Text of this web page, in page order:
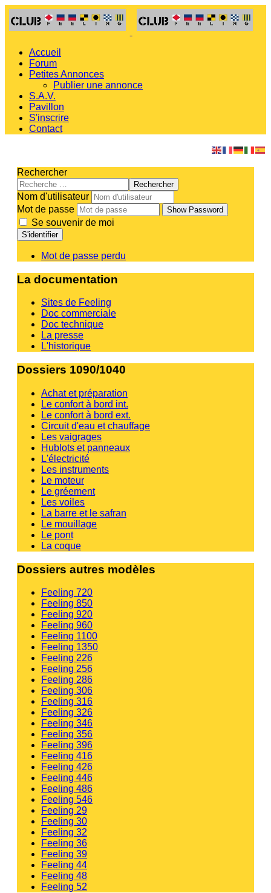
Accueil
Forum
Petites Annonces
Publier une annonce
S.A.V.
Pavillon
S'inscrire
Contact
Rechercher
Rechercher
Nom d'utilisateur
Mot de passe
Show Password
Se souvenir de moi
S'identifier
Mot de passe perdu
La documentation
Sites de Feeling
Doc commerciale
Doc technique
La presse
L'historique
Dossiers 1090/1040
Achat et préparation
Le confort à bord int.
Le confort à bord ext.
Circuit d'eau et chauffage
Les vaigrages
Hublots et panneaux
L'électricité
Les instruments
Le moteur
Le gréement
Les voiles
La barre et le safran
Le mouillage
Le pont
La coque
Dossiers autres modèles
Feeling 720
Feeling 850
Feeling 920
Feeling 960
Feeling 1100
Feeling 1350
Feeling 226
Feeling 256
Feeling 286
Feeling 306
Feeling 316
Feeling 326
Feeling 346
Feeling 356
Feeling 396
Feeling 416
Feeling 426
Feeling 446
Feeling 486
Feeling 546
Feeling 29
Feeling 30
Feeling 32
Feeling 36
Feeling 39
Feeling 44
Feeling 48
Feeling 52